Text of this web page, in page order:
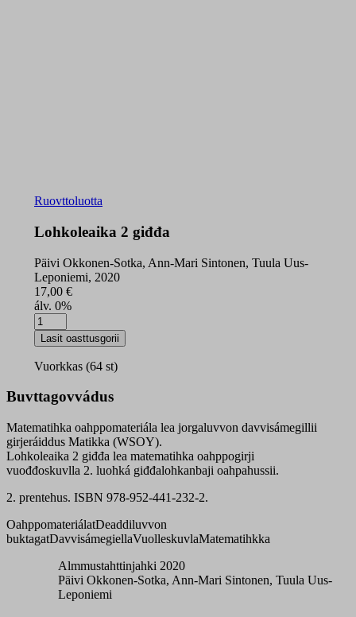
Ruovttoluotta
Lohkoleaika 2 giđđa
Päivi Okkonen-Sotka, Ann-Mari Sintonen, Tuula Uus-
Leponiemi, 2020
17,00 €
álv. 0%
Lohkoleaika
2
giđđa
quantity
Lasit oasttusgorii
Vuorkkas (64 st)
Buvttagovvádus
Matematihka oahppomateriála lea jorgaluvvon davvisámegillii
girjeráiddus Matikka (WSOY).
Lohkoleaika 2 giđđa lea matematihka oahppogirji
vuođđoskuvlla 2. luohká giđđalohkanbaji oahpahussii.
2. prentehus. ISBN 978-952-441-232-2.
OahppomateriálatDeaddiluvvon
buktagatDavvisámegiellaVuolleskuvlaMatematihkka
Almmustahttinjahki 2020
Päivi Okkonen-Sotka, Ann-Mari Sintonen, Tuula Uus-
Leponiemi